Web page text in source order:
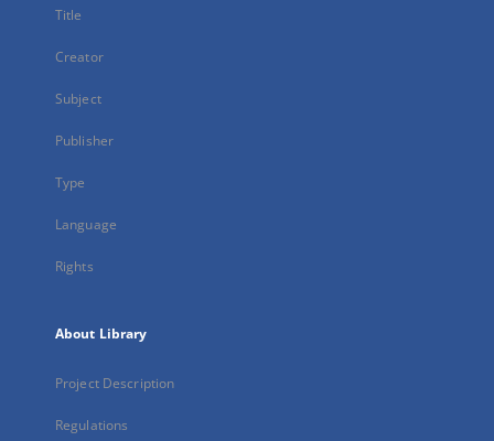
Title
Creator
Subject
Publisher
Type
Language
Rights
About Library
Project Description
Regulations